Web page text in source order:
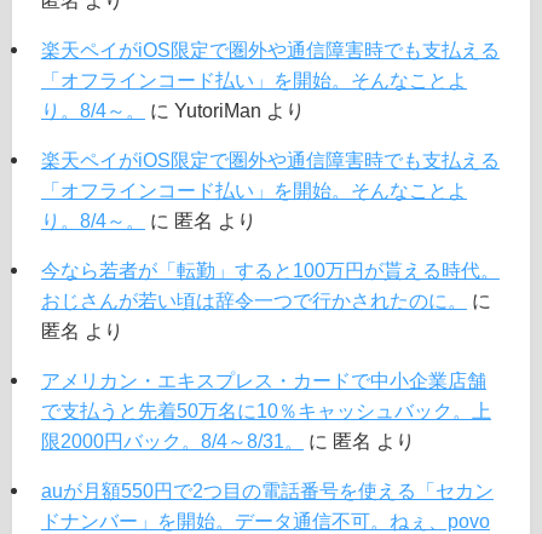
楽天ペイがiOS限定で圏外や通信障害時でも支払える
「オフラインコード払い」を開始。そんなことよ
り。8/4～。
に YutoriMan より
楽天ペイがiOS限定で圏外や通信障害時でも支払える
「オフラインコード払い」を開始。そんなことよ
り。8/4～。
に 匿名 より
今なら若者が「転勤」すると100万円が貰える時代。
おじさんが若い頃は辞令一つで行かされたのに。
に
匿名 より
アメリカン・エキスプレス・カードで中小企業店舗
で支払うと先着50万名に10％キャッシュバック。上
限2000円バック。8/4～8/31。
に 匿名 より
auが月額550円で2つ目の電話番号を使える「セカン
ドナンバー」を開始。データ通信不可。ねぇ、povo